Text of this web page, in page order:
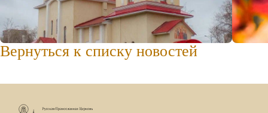
Вернуться к списку новостей